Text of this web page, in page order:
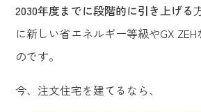
2030年度までに段階的に引き上げる
に新しい省エネルギー等級やGX
のです。
今、注文住宅を建てるなら、